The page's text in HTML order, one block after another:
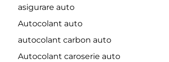
asigurare auto
Autocolant auto
autocolant carbon auto
Autocolant caroserie auto